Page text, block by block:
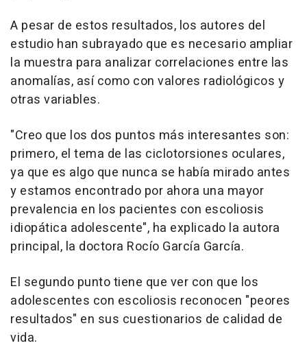
A pesar de estos resultados, los autores del
estudio han subrayado que es necesario ampliar
la muestra para analizar correlaciones entre las
anomalías, así como con valores radiológicos y
otras variables.
"Creo que los dos puntos más interesantes son:
primero, el tema de las ciclotorsiones oculares,
ya que es algo que nunca se había mirado antes
y estamos encontrado por ahora una mayor
prevalencia en los pacientes con escoliosis
idiopática adolescente", ha explicado la autora
principal, la doctora Rocío García García.
El segundo punto tiene que ver con que los
adolescentes con escoliosis reconocen "peores
resultados" en sus cuestionarios de calidad de
vida.